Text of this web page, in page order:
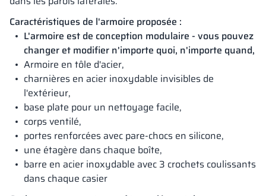
Caractéristiques de l'armoire proposée :
L'armoire est de conception modulaire - vous pouvez
changer et modifier n'importe quoi, n'importe quand,
Armoire en tôle d'acier,
charnières en acier inoxydable invisibles de
l'extérieur,
base plate pour un nettoyage facile,
corps ventilé,
portes renforcées avec pare-chocs en silicone,
une étagère dans chaque boîte,
barre en acier inoxydable avec 3 crochets coulissants
dans chaque casier